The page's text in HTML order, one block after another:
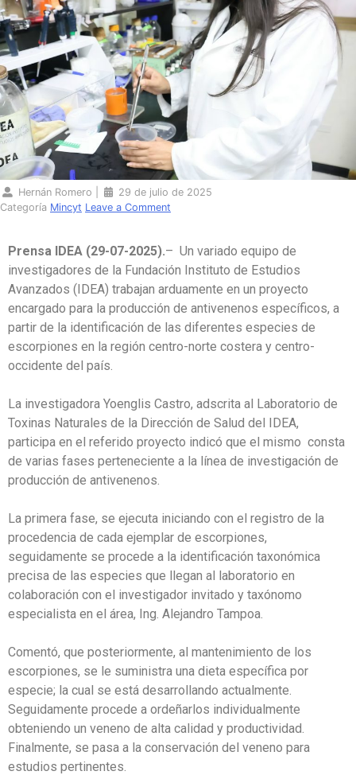
Hernán Romero
29 de julio de 2025
Categoría Mincyt Leave a Comment
Prensa IDEA (29-07-2025).– Un variado equipo de
investigadores de la Fundación Instituto de Estudios
Avanzados (IDEA) trabajan arduamente en un proyecto
encargado para la producción de antivenenos específicos, a
partir de la identificación de las diferentes especies de
escorpiones en la región centro-norte costera y centro-
occidente del país.
La investigadora Yoenglis Castro, adscrita al Laboratorio de
Toxinas Naturales de la Dirección de Salud del IDEA,
participa en el referido proyecto indicó que el mismo consta
de varias fases perteneciente a la línea de investigación de
producción de antivenenos.
La primera fase, se ejecuta iniciando con el registro de la
procedencia de cada ejemplar de escorpiones,
seguidamente se procede a la identificación taxonómica
precisa de las especies que llegan al laboratorio en
colaboración con el investigador invitado y taxónomo
especialista en el área, Ing. Alejandro Tampoa.
Comentó, que posteriormente, al mantenimiento de los
escorpiones, se le suministra una dieta específica por
especie; la cual se está desarrollando actualmente.
Seguidamente procede a ordeñarlos individualmente
obteniendo un veneno de alta calidad y productividad.
Finalmente, se pasa a la conservación del veneno para
estudios pertinentes.